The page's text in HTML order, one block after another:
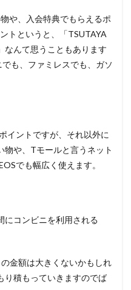
や、入会特典でもらえるポ
トというと、「TSUTAYA
なんて思うこともあります
も、ファミレスでも、ガソ
イントですが、それ以外に
物や、Tモールと言うネット
でも幅広く使えます。
にコンビニを利用される
金額は大きくないかもしれ
り積もっていきますのでば